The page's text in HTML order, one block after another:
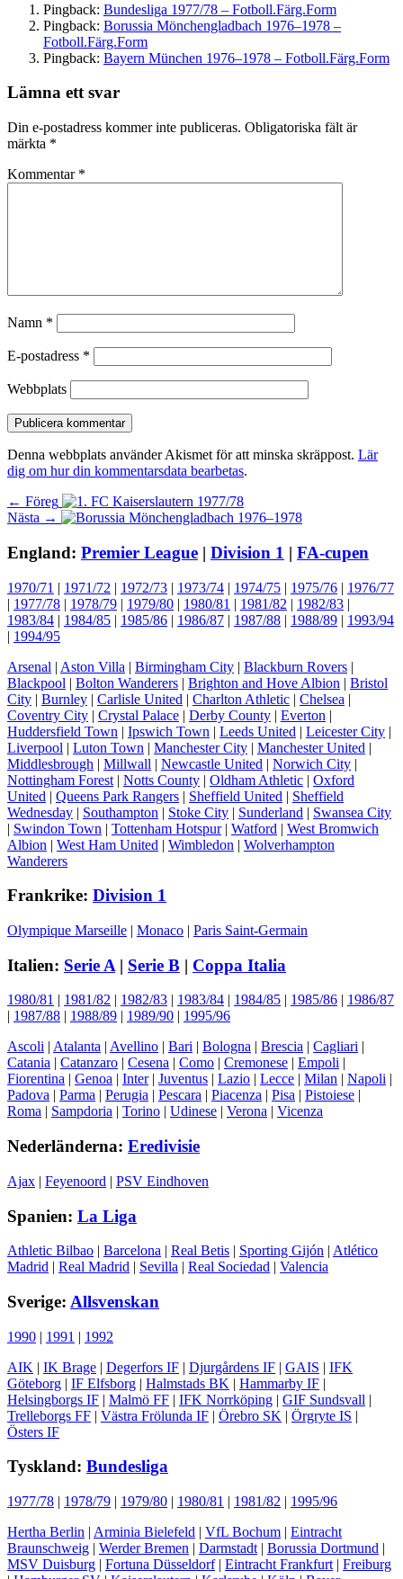
Pingback: Bundesliga 1977/78 – Fotboll.Färg.Form
Pingback: Borussia Mönchengladbach 1976–1978 –
Fotboll.Färg.Form
Pingback: Bayern München 1976–1978 – Fotboll.Färg.Form
Lämna ett svar
Din e-postadress kommer inte publiceras. Obligatoriska fält är
märkta *
Kommentar *
Namn *
E-postadress *
Webbplats
Denna webbplats använder Akismet för att minska skräppost. Lär
dig om hur din kommentarsdata bearbetas.
Inläggsnavigering
← Föreg Föregående
inlägg:
Nästa → Nästa
England: Premier League | Division 1 | FA-cupen
1970/71 | 1971/72 | 1972/73 | 1973/74 | 1974/75 | 1975/76 | 1976/77
| 1977/78 | 1978/79 | 1979/80 | 1980/81 | 1981/82 | 1982/83 |
1983/84 | 1984/85 | 1985/86 | 1986/87 | 1987/88 | 1988/89 | 1993/94
| 1994/95
Arsenal | Aston Villa | Birmingham City | Blackburn Rovers |
Blackpool | Bolton Wanderers | Brighton and Hove Albion | Bristol
City | Burnley | Carlisle United | Charlton Athletic | Chelsea |
Coventry City | Crystal Palace | Derby County | Everton |
Huddersfield Town | Ipswich Town | Leeds United | Leicester City |
Liverpool | Luton Town | Manchester City | Manchester United |
Middlesbrough | Millwall | Newcastle United | Norwich City |
Nottingham Forest | Notts County | Oldham Athletic | Oxford
United | Queens Park Rangers | Sheffield United | Sheffield
Wednesday | Southampton | Stoke City | Sunderland | Swansea City
| Swindon Town | Tottenham Hotspur| Watford | West Bromwich
Albion | West Ham United | Wimbledon | Wolverhampton
Wanderers
Frankrike: Division 1
Olympique Marseille | Monaco | Paris Saint-Germain
Italien: Serie A | Serie B | Coppa Italia
1980/81 | 1981/82 | 1982/83 | 1983/84 | 1984/85 | 1985/86 | 1986/87
| 1987/88 | 1988/89 | 1989/90 | 1995/96
Ascoli | Atalanta | Avellino | Bari | Bologna | Brescia | Cagliari |
Catania | Catanzaro | Cesena | Como | Cremonese | Empoli |
Fiorentina | Genoa | Inter| Juventus | Lazio | Lecce | Milan | Napoli |
Padova | Parma | Perugia | Pescara | Piacenza | Pisa | Pistoiese |
Roma | Sampdoria | Torino | Udinese | Verona | Vicenza
Nederländerna: Eredivisie
Ajax | Feyenoord | PSV Eindhoven
Spanien: La Liga
Athletic Bilbao | Barcelona | Real Betis | Sporting Gijón | Atlético
Madrid | Real Madrid | Sevilla | Real Sociedad | Valencia
Sverige: Allsvenskan
1990 | 1991 | 1992
AIK | IK Brage | Degerfors IF | Djurgårdens IF | GAIS | IFK
Göteborg | IF Elfsborg | Halmstads BK | Hammarby IF |
Helsingborgs IF | Malmö FF | IFK Norrköping | GIF Sundsvall |
Trelleborgs FF | Västra Frölunda IF | Örebro SK | Örgryte IS |
Östers IF
Tyskland: Bundesliga
1977/78 | 1978/79 | 1979/80 | 1980/81 | 1981/82 | 1995/96
Hertha Berlin | Arminia Bielefeld | VfL Bochum | Eintracht
Braunschweig | Werder Bremen | Darmstadt | Borussia Dortmund |
MSV Duisburg | Fortuna Düsseldorf| Eintracht Frankfurt | Freiburg